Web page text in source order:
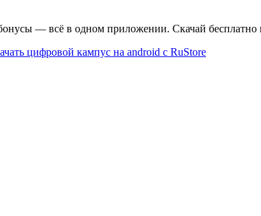
— всё в одном приложении. Скачай бесплатно